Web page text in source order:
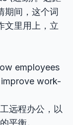
期间，这个词
文里用上，立
employees
work-
远程办公，以
平衡。